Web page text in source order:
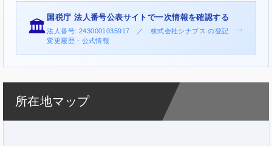
🏛️
国税庁 法人番号公表サイトで一次情報を確認する
法人番号: 2430001035917 ／ 株式会社シナプス の登記
変更履歴・公式情報
→
所在地マップ